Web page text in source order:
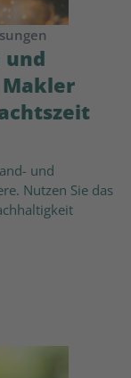
und
Makler
und
Nutzen Sie das